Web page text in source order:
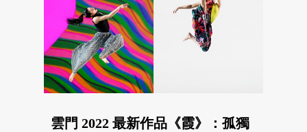
雲門 2022 最新作品《霞》：孤獨